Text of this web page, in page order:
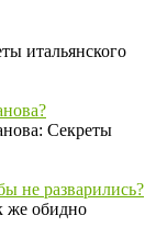
итальянского
Секреты
не разварились?
же обидно